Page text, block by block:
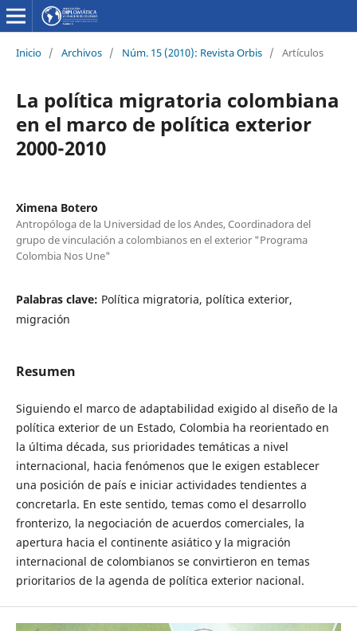
Inicio / Archivos / Núm. 15 (2010): Revista Orbis / Artículos
La política migratoria colombiana
en el marco de política exterior
2000-2010
Ximena Botero
Antropóloga de la Universidad de los Andes, Coordinadora del
grupo de vinculación a colombianos en el exterior "Programa
Colombia Nos Une"
Palabras clave: Política migratoria, política exterior,
migración
Resumen
Siguiendo el marco de adaptabilidad exigido al diseño de la
política exterior de un Estado, Colombia ha reorientado en
la última década, sus prioridades temáticas a nivel
internacional, hacia fenómenos que le exigen establecer
una posición de país e iniciar actividades tendientes a
concretarla. En este sentido, temas como el desarrollo
fronterizo, la negociación de acuerdos comerciales, la
apertura hacia el continente asiático y la migración
internacional de colombianos se convirtieron en temas
prioritarios de la agenda de política exterior nacional.